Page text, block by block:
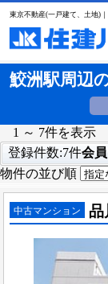
東京不動産(一戸建て、土地)
鮫洲駅周辺
1 ～ 7件を表示
登録件数:7件会
物件の並び順
中古マンション 品